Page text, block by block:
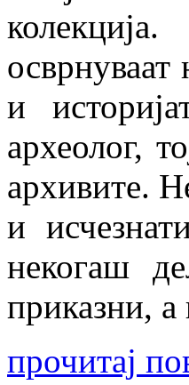
и
археолог,
архивите.
и
некогаш
приказни, а
прочитај